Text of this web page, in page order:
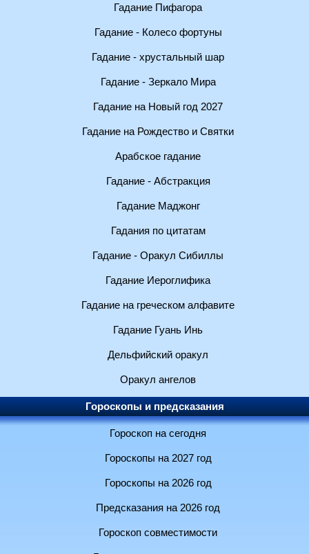
Гадание Пифагора
Гадание - Колесо фортуны
Гадание - хрустальный шар
Гадание - Зеркало Мира
Гадание на Новый год 2027
Гадание на Рождество и Святки
Арабское гадание
Гадание - Абстракция
Гадание Маджонг
Гадания по цитатам
Гадание - Оракул Сибиллы
Гадание Иероглифика
Гадание на греческом алфавите
Гадание Гуань Инь
Дельфийский оракул
Оракул ангелов
Гороскопы и предсказания
Гороскоп на сегодня
Гороскопы на 2027 год
Гороскопы на 2026 год
Предсказания на 2026 год
Гороскоп совместимости